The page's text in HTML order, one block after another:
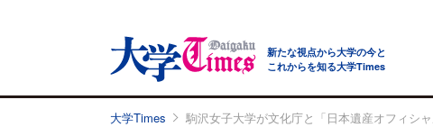
新たな視点から大学の今と
これからを知る大学Times
大学Times 駒沢女子大学が文化庁と「日本遺産オフィシ